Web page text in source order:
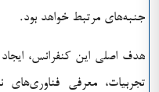
جنبه‌های مرتبط خواهد بود.
هدف اصلی این کنفرانس،
تجربیات، معرفی